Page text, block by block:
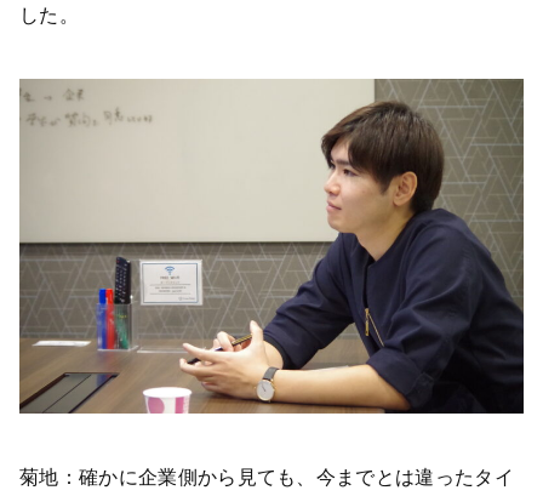
した。
菊地：確かに企業側から見ても、今までとは違ったタイ